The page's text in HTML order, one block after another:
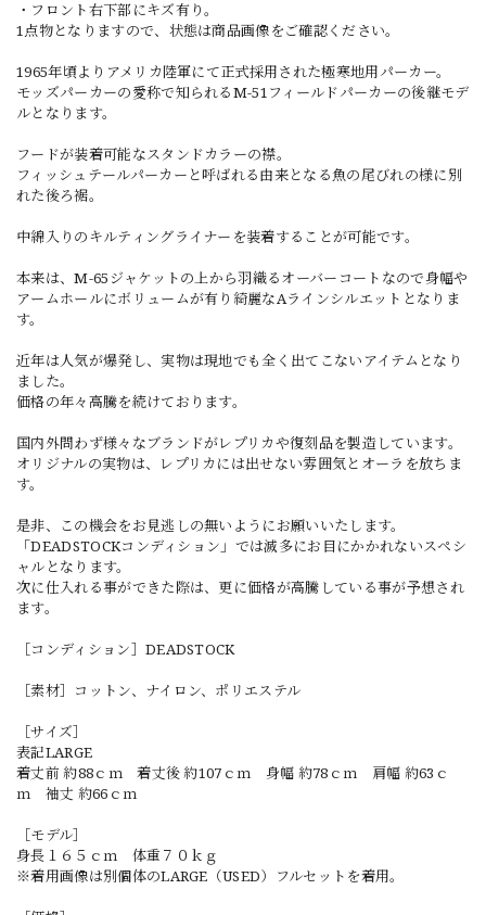
・フロント右下部にキズ有り。
1点物となりますので、状態は商品画像をご確認ください。
1965年頃よりアメリカ陸軍にて正式採用された極寒地用パーカー。
モッズパーカーの愛称で知られるM-51フィールドパーカーの後継モデ
ルとなります。
フードが装着可能なスタンドカラーの襟。
フィッシュテールパーカーと呼ばれる由来となる魚の尾びれの様に別
れた後ろ裾。
中綿入りのキルティングライナーを装着することが可能です。
本来は、M-65ジャケットの上から羽織るオーバーコートなので身幅や
アームホールにボリュームが有り綺麗なAラインシルエットとなりま
す。
近年は人気が爆発し、実物は現地でも全く出てこないアイテムとなり
ました。
価格の年々高騰を続けております。
国内外問わず様々なブランドがレプリカや復刻品を製造しています。
オリジナルの実物は、レプリカには出せない雰囲気とオーラを放ちま
す。
是非、この機会をお見逃しの無いようにお願いいたします。
「DEADSTOCKコンディション」では滅多にお目にかかれないスペシ
ャルとなります。
次に仕入れる事ができた際は、更に価格が高騰している事が予想され
ます。
［コンディション］DEADSTOCK
［素材］コットン、ナイロン、ポリエステル
［サイズ］
表記LARGE
着丈前 約88ｃｍ 着丈後 約107ｃｍ 身幅 約78ｃｍ 肩幅 約63ｃ
ｍ 袖丈 約66ｃｍ
［モデル］
身長１６５ｃｍ 体重７０ｋｇ
※着用画像は別個体のLARGE（USED）フルセットを着用。